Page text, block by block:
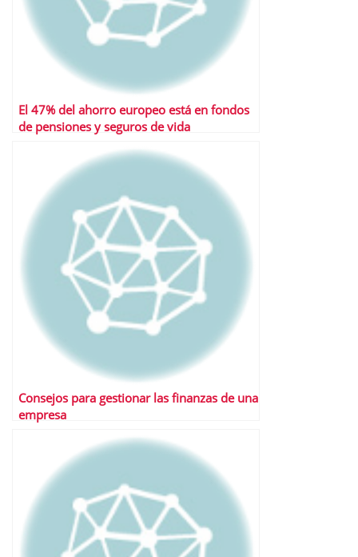
El 47% del ahorro europeo está en fondos
de pensiones y seguros de vida
Consejos para gestionar las finanzas de una
empresa